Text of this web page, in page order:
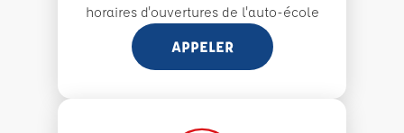
horaires d'ouvertures de l'auto-école
APPELER